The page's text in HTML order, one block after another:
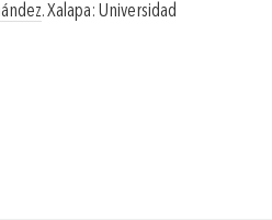
.Xalapa: Universidad